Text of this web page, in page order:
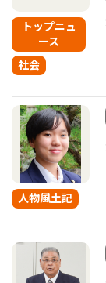
トップニュ
ース
社会
人物風土記